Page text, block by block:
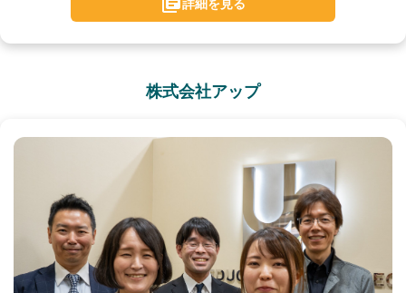
詳細を見る
株式会社アップ